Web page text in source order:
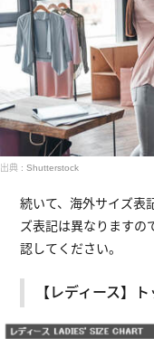
出典 : Shutterstock
続いて、海外サイズ表
ズ表記は異なりますの
認してください。
【レディース】